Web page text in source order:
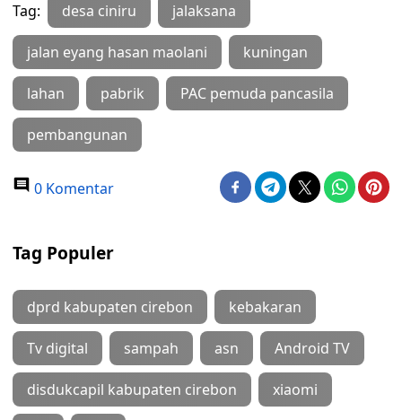
Tag: desa ciniru jalaksana
jalan eyang hasan maolani kuningan
lahan pabrik PAC pemuda pancasila
pembangunan
0 Komentar
Tag Populer
dprd kabupaten cirebon kebakaran
Tv digital sampah asn Android TV
disdukcapil kabupaten cirebon xiaomi